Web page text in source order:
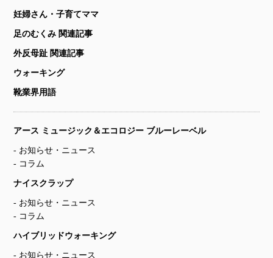
妊婦さん・子育てママ
足のむくみ 関連記事
外反母趾 関連記事
ウォーキング
靴業界用語
アース ミュージック＆エコロジー ブルーレーベル
お知らせ・ニュース
コラム
ナイスクラップ
お知らせ・ニュース
コラム
ハイブリッドウォーキング
お知らせ・ニュース